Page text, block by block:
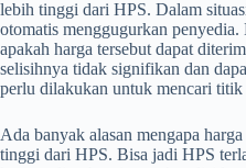
lebih tinggi dari HPS. Dalam
otomatis menggugurkan
apakah harga tersebut dapat
selisihnya tidak signifikan dan
perlu dilakukan untuk mencari titik
Ada banyak alasan mengapa
tinggi dari HPS. Bisa jadi HPS